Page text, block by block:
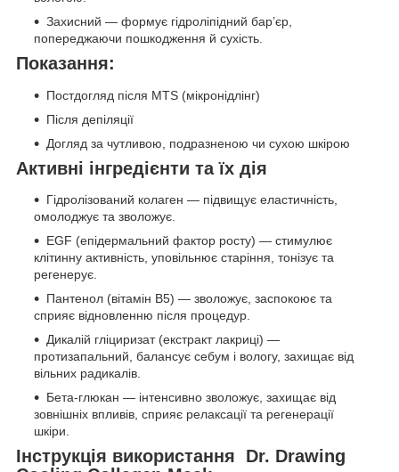
Захисний — формує гідроліпідний бар’єр,
попереджаючи пошкодження й сухість.
Показання:
Постдогляд після MTS (мікронідлінг)
Після депіляції
Догляд за чутливою, подразненою чи сухою шкірою
Активні інгредієнти та їх дія
Гідролізований колаген — підвищує еластичність,
омолоджує та зволожує.
EGF (епідермальний фактор росту) — стимулює
клітинну активність, уповільнює старіння, тонізує та
регенерує.
Пантенол (вітамін B5) — зволожує, заспокоює та
сприяє відновленню після процедур.
Дикалій гліциризат (екстракт лакриці) —
протизапальний, балансує себум і вологу, захищає від
вільних радикалів.
Бета-глюкан — інтенсивно зволожує, захищає від
зовнішніх впливів, сприяє релаксації та регенерації
шкіри.
Інструкція використання Dr. Drawing